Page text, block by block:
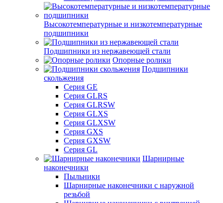
Высокотемпературные и низкотемпературные
подшипники
Подшипники из нержавеющей стали
Опорные ролики
Подшипники
скольжения
Серия GE
Серия GLRS
Серия GLRSW
Серия GLXS
Серия GLXSW
Серия GXS
Серия GXSW
Серия GL
Шарнирные
наконечники
Пыльники
Шарнирные наконечники с наружной
резьбой